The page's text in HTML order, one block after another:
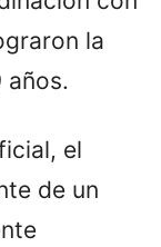
la
años.
el
de un